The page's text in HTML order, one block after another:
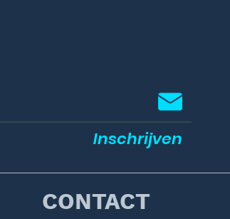
CONTACT
Inschrijven